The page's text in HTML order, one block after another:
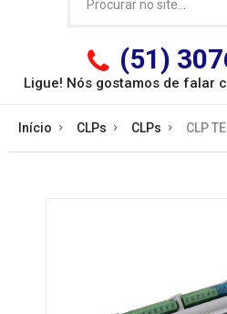
(51)
Ligue! Nós gostamos de falar
Início CLPs CLPs CLP